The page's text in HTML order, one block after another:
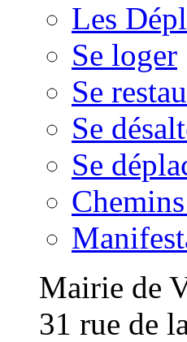
Les
Se loger
Se
Se
Se
Mairie de
31 rue de